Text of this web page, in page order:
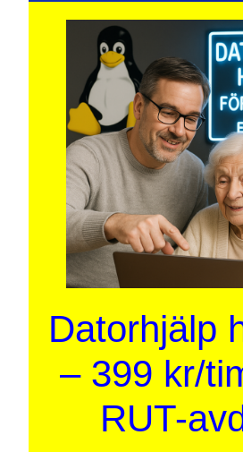
Datorhjälp
– 399 kr/
RUT-